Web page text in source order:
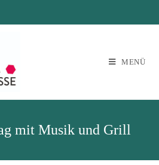
MENÜ
mit Musik und Grill